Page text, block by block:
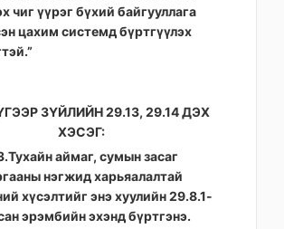
чиг үүрэг бүхий байгууллага
цахим системд бүртгүүлэх
ЗҮЙЛИЙН 29.13, 29.14 ДЭХ
ХЭСЭГ:
аймаг, сумын засаг
нэгжид харьяалалтай
хүсэлтийг энэ хуулийн 29.8.1-
эрэмбийн эхэнд бүртгэнэ.